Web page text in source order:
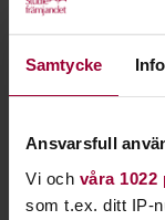
Samtycke
Ansvarsfull
Vi och våra 1022
som t.ex. ditt IP-